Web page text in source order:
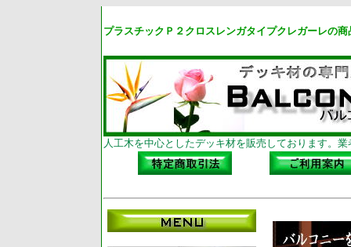
プラスチックＰ２クロスレンガタイプクレガーレの
人工木を中心としたデッキ材を販売しております。